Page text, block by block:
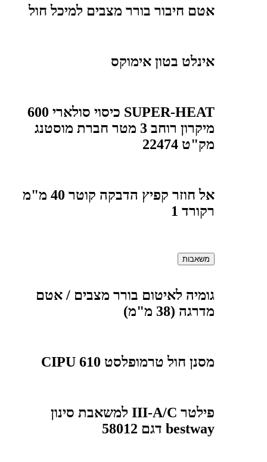
אטם חיבור בורר מצבים למיכל חול
אינלט בטון אימוקס
SUPER-HEAT כיסוי סולארי 600
מיקרון רוחב 3 מטר חברת מוסטנג
מק"ט 22474
אל חוזר קפיץ הדבקה קוטר 40 מ"מ
רקורד 1
משאבות
גומיה לאיטום בורר מצבים / אטם
מדרגה (38 מ"מ)
מסנן חול טרמופלסט 610 CIPU
פילטר III-A/C למשאבת סינון
bestway דגם 58012